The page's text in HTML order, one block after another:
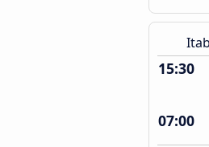
15:30
07:00